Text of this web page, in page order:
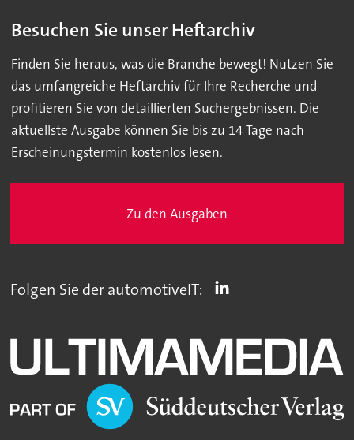
Besuchen Sie unser Heftarchiv
Finden Sie heraus, was die Branche bewegt! Nutzen Sie
das umfangreiche Heftarchiv für Ihre Recherche und
profitieren Sie von detaillierten Suchergebnissen. Die
aktuellste Ausgabe können Sie bis zu 14 Tage nach
Erscheinungstermin kostenlos lesen.
Zu den Ausgaben
Folgen Sie der automotiveIT: